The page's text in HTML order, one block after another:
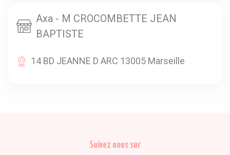
Axa - M CROCOMBETTE JEAN
BAPTISTE
14 BD JEANNE D ARC 13005 Marseille
Suivez nous sur